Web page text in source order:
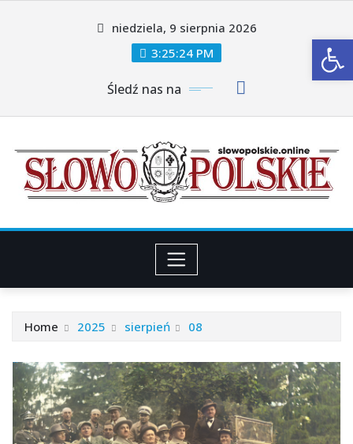
niedziela, 9 sierpnia 2026
3:25:25 PM
Śledź nas na
Home 2025 sierpień 08